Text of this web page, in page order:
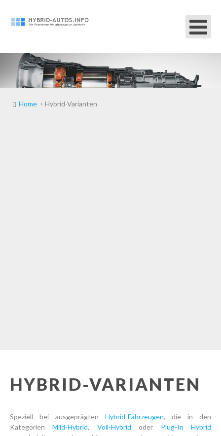
Home Hybrid-Varianten
HYBRID-VARIANTEN
Speziell bei ausgeprägten Hybrid-Fahrzeugen, die in den
KategorienMild-Hybrid, Voll-Hybrid oder Plug-In Hybrid